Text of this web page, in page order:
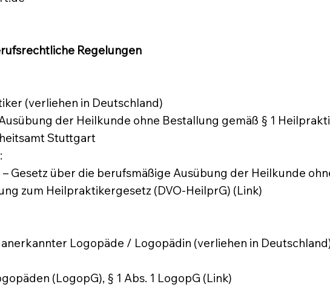
Regelungen
(verliehen in Deutschland)
der Heilkunde ohne Bestallung gemäß § 1
Stuttgart
Gesetz über die berufsmäßige Ausübung der Heilkunde
zum Heilpraktikergesetz (DVO-HeilprG) (Link)
Logopäde / Logopädin (verliehen in
(LogopG), § 1 Abs. 1 LogopG (Link)